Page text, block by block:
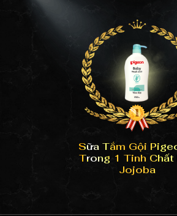
Sữa Tắm Gội
Trong 1 Tinh Chất
Jojoba